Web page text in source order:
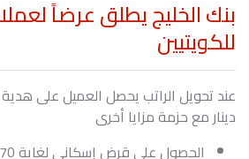
بنك الخليج يطلق عرضاً
للكويتيين
دينار مع حزمة مزايا أخرى